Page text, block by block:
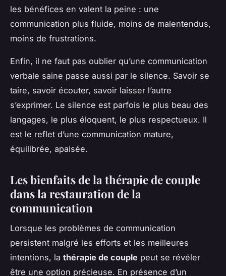
les bénéfices en valent la peine : une
communication plus fluide, moins de malentendus,
moins de frustrations.
Enfin, il ne faut pas oublier qu’une communication
verbale saine passe aussi par le silence. Savoir se
taire, savoir écouter, savoir laisser l’autre
s’exprimer. Le silence est parfois le plus beau des
langages, le plus éloquent, le plus respectueux. Il
est le reflet d’une communication mature,
équilibrée, apaisée.
Les bienfaits de la thérapie de couple
dans la restauration de la
communication
Lorsque les problèmes de communication
persistent malgré les efforts et les meilleures
intentions, la thérapie de couple peut se révéler
être une option précieuse. En présence d’un